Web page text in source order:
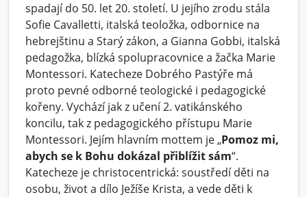
spadají do 50. let 20. století. U jejího zrodu stála
Sofie Cavalletti, italská teoložka, odbornice na
hebrejštinu a Starý zákon, a Gianna Gobbi, italská
pedagožka, blízká spolupracovnice a žačka Marie
Montessori. Katecheze Dobrého Pastýře má
proto pevné odborné teologické i pedagogické
kořeny. Vychází jak z učení 2. vatikánského
koncilu, tak z pedagogického přístupu Marie
Montessori. Jejím hlavním mottem je „Pomoz mi,
abych se k Bohu dokázal přiblížit sám“.
Katecheze je christocentrická: soustředí děti na
osobu, život a dílo Ježíše Krista, a vede děti k